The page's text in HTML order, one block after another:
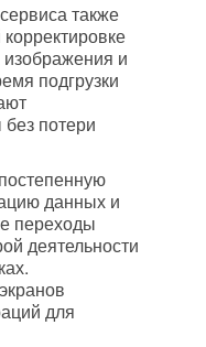
также
и
подгрузки
потери
данных и
переходы
деятельности
для